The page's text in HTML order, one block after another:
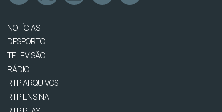
NOTÍCIAS
DESPORTO
TELEVISÃO
RÁDIO
RTP ARQUIVOS
RTP ENSINA